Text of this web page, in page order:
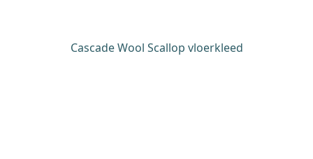
Cascade Wool Scallop vloerkleed